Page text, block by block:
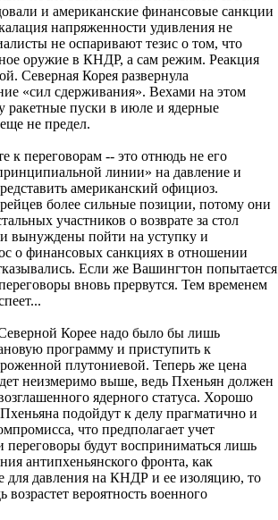
и американские финансовые санкции
напряженности удивления не
не оспаривают тезис о том, что
оружие в КНДР, а сам режим. Реакция
Северная Корея развернула
«сил сдерживания». Вехами на этом
ракетные пуски в июле и ядерные
не предел.
к переговорам -- это отнюдь не его
линии» на давление и
американский официоз.
более сильные позиции, потому они
участников о возврате за стол
вынуждены пойти на уступку и
о финансовых санкциях в отношении
Если же Вашингтон попытается
вновь прервутся. Тем временем
Корее надо было бы лишь
программу и приступить к
плутониевой. Теперь же цена
неизмеримо выше, ведь Пхеньян должен
ядерного статуса. Хорошо
подойдут к делу прагматично и
что предполагает учет
переговоры будут восприниматься лишь
антипхеньянского фронта, как
для давления на КНДР и ее изоляцию, то
вероятность военного